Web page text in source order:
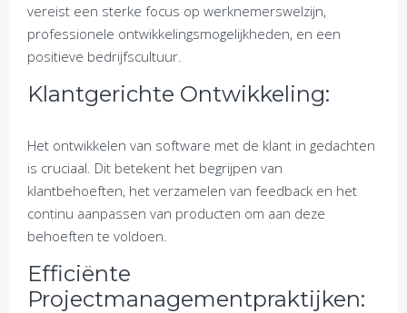
vereist een sterke focus op werknemerswelzijn,
professionele ontwikkelingsmogelijkheden, en een
positieve bedrijfscultuur.
Klantgerichte Ontwikkeling:
Het ontwikkelen van software met de klant in gedachten
is cruciaal. Dit betekent het begrijpen van
klantbehoeften, het verzamelen van feedback en het
continu aanpassen van producten om aan deze
behoeften te voldoen.
Efficiënte
Projectmanagementpraktijken: